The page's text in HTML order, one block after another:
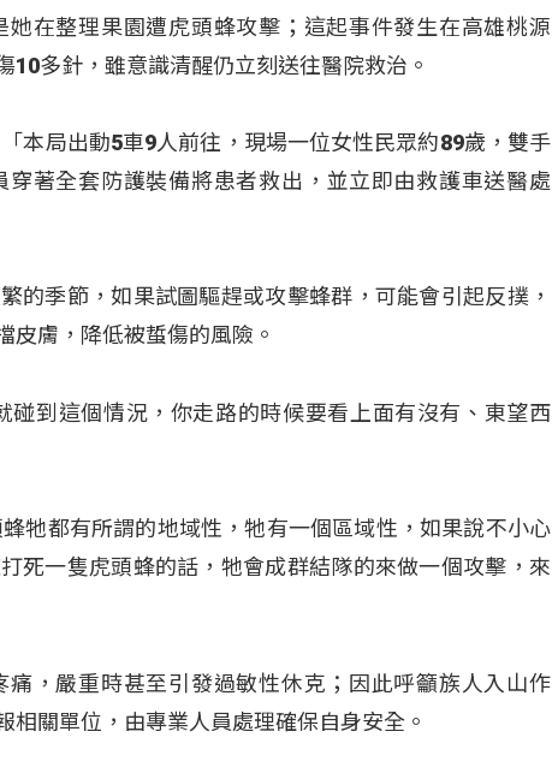
在整理果園遭虎頭蜂攻擊；這起事件發生在高雄桃源
多針，雖意識清醒仍立刻送往醫院救治。
本局出動5車9人前往，現場一位女性民眾約89歲，雙手
著全套防護裝備將患者救出，並立即由救護車送醫處
的季節，如果試圖驅趕或攻擊蜂群，可能會引起反撲，
皮膚，降低被蜇傷的風險。
碰到這個情況，你走路的時候要看上面有沒有、東望西
牠都有所謂的地域性，牠有一個區域性，如果說不小心
死一隻虎頭蜂的話，牠會成群結隊的來做一個攻擊，來
，嚴重時甚至引發過敏性休克；因此呼籲族人入山作
關單位，由專業人員處理確保自身安全。